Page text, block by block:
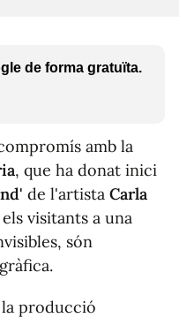
de forma gratuïta.
amb la
, que ha donat inici
de l'artista Carla
visitants a una
són
producció